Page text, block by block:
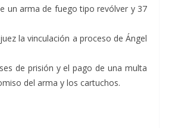
un arma de fuego tipo revólver y 37
la vinculación a proceso de Ángel
de prisión y el pago de una multa
del arma y los cartuchos.